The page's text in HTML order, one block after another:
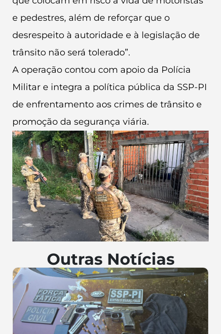
e pedestres, além de reforçar que o
desrespeito à autoridade e à legislação de
trânsito não será tolerado”.
A operação contou com apoio da Polícia
Militar e integra a política pública da SSP-PI
de enfrentamento aos crimes de trânsito e
promoção da segurança viária.
Outras Notícias